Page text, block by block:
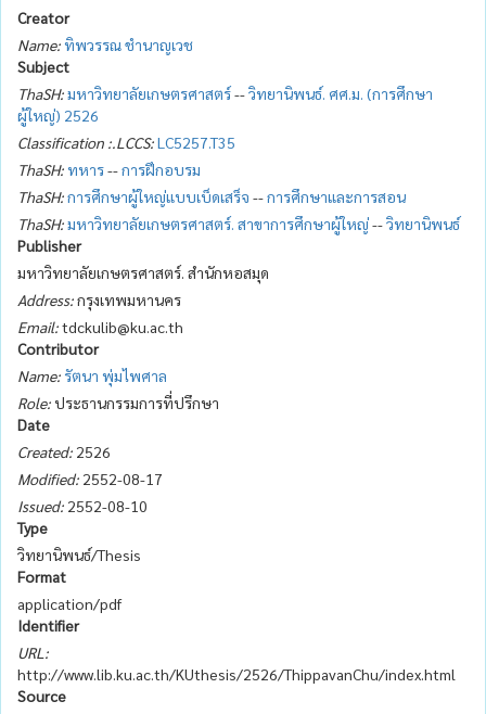
Creator
Name:ทิพวรรณ ชำนาญเวช
Subject
ThaSH:มหาวิทยาลัยเกษตรศาสตร์--วิทยานิพนธ์. ศศ.ม. (การศึกษา
ผู้ใหญ่) 2526
Classification :.LCCS:LC5257.T35
ThaSH:ทหาร--การฝึกอบรม
ThaSH:การศึกษาผู้ใหญ่แบบเบ็ดเสร็จ --การศึกษาและการสอน
ThaSH:มหาวิทยาลัยเกษตรศาสตร์. สาขาการศึกษาผู้ใหญ่--วิทยานิพนธ์
Publisher
มหาวิทยาลัยเกษตรศาสตร์. สำนักหอสมุด
Address:กรุงเทพมหานคร
Email:tdckulib@ku.ac.th
Contributor
Name: รัตนา พุ่มไพศาล
Role:ประธานกรรมการที่ปรึกษา
Date
Created: 2526
Modified: 2552-08-17
Issued: 2552-08-10
Type
วิทยานิพนธ์/Thesis
Format
application/pdf
Identifier
URL:
http://www.lib.ku.ac.th/KUthesis/2526/ThippavanChu/index.html
Source